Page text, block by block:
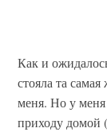
Как и
стояла та
меня. Но у
приходу домой